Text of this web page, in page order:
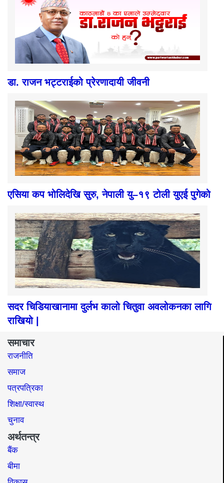
डा. राजन भट्टराईको प्रेरणादायी जीवनी
एसिया कप भोलिदेखि सुरु, नेपाली यु–१९ टोली युएई पुगेको
सदर चिडियाखानामा दुर्लभ कालो चितुवा अवलोकनका लागि
राखियो |
समाचार
राजनीति
समाज​
पत्रपत्रिका
शिक्षा/स्वास्थ
चुनाव
अर्थतन्त्र
बैंक
बीमा